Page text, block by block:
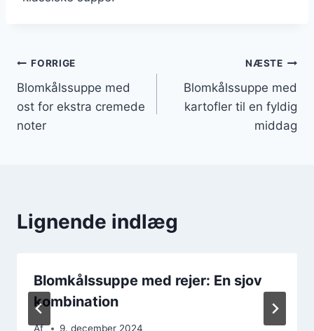
Indlægsnavigation
FORRIGE
Blomkålssuppe med
ost for ekstra cremede
noter
NÆSTE
Blomkålssuppe med
kartofler til en fyldig
middag
Lignende indlæg
Blomkålssuppe med rejer: En sjov
kombination
Af 9. december 2024